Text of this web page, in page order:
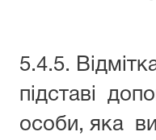
5.4.5.
підставі
особи, яка